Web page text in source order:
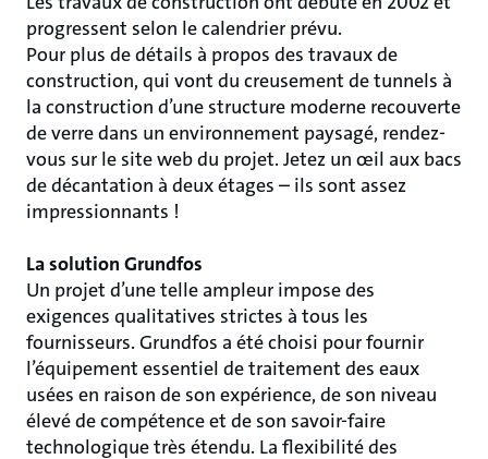
progressent selon le calendrier prévu.
Pour plus de détails à propos des travaux de
construction, qui vont du creusement de tunnels à
la construction d’une structure moderne recouverte
de verre dans un environnement paysagé, rendez-
vous sur le site web du projet. Jetez un œil aux bacs
de décantation à deux étages – ils sont assez
impressionnants !
La solution Grundfos
Un projet d’une telle ampleur impose des
exigences qualitatives strictes à tous les
fournisseurs. Grundfos a été choisi pour fournir
l’équipement essentiel de traitement des eaux
usées en raison de son expérience, de son niveau
élevé de compétence et de son savoir-faire
technologique très étendu. La flexibilité des